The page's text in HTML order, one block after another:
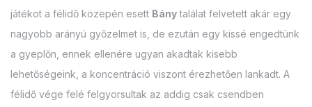
játékot a félidő közepén esett Bánytalálat felvetett akár egy
nagyobb arányú győzelmet is, de ezután egy kissé engedtünk
a gyeplőn, ennek ellenére ugyan akadtak kisebb
lehetőségeink, a koncentráció viszont érezhetően lankadt. A
félidő vége felé felgyorsultak az addig csak csendben